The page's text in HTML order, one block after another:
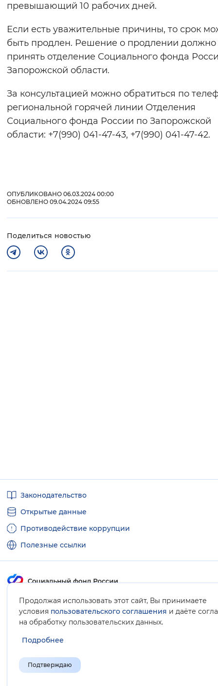
превышающий 10 рабочих дней.
Если есть уважительные причины, то срок
быть продлен. Решение о продлении должно
принять отделение Социального фонда
Запорожской области.
За консультацией можно обратиться по
региональной горячей линии Отделения
Социального фонда России по Запорожской
области: +7(990) 041-47-43, +7(990) 041-47-42.
ОПУБЛИКОВАНО 06.03.2024 00:00
ОБНОВЛЕНО 09.04.2024 09:55
Поделиться новостью
Продолжая использовать этот сайт, Вы принимаете
условия пользовательского соглашения и даёте
на обработку пользовательских данных.
Подробнее
Подтверждаю
ссылкиЗаконодательство
Открытые данные
Противодействие коррупции
Полезные ссылки
Карта сайта
© Социальный фонд России, 2008-2026